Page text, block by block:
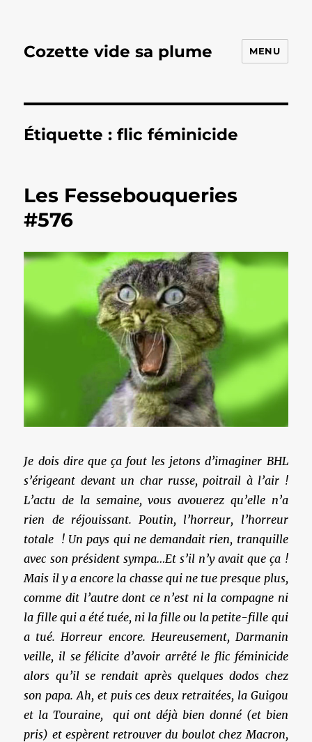
Cozette vide sa plume MENU
Étiquette :flic féminicide
Les Fessebouqueries
#576
Je dois dire que ça fout les jetons d’imaginer BHL
s’érigeant devant un char russe, poitrail à l’air !
L’actu de la semaine, vous avouerez qu’elle n’a
rien de réjouissant. Poutin, l’horreur, l’horreur
totale ! Un pays qui ne demandait rien, tranquille
avec son président sympa…Et s’il n’y avait que ça !
Mais il y a encore la chasse qui ne tue presque plus,
comme dit l’autre dont ce n’est ni la compagne ni
la fille qui a été tuée, ni la fille ou la petite-fille qui
a tué. Horreur encore. Heureusement, Darmanin
veille, il se félicite d’avoir arrêté le flic féminicide
alors qu’il se rendait après quelques dodos chez
son papa. Ah, et puis ces deux retraitées, la Guigou
et la Touraine, qui ont déjà bien donné (et bien
pris) et espèrent retrouver du boulot chez Macron,